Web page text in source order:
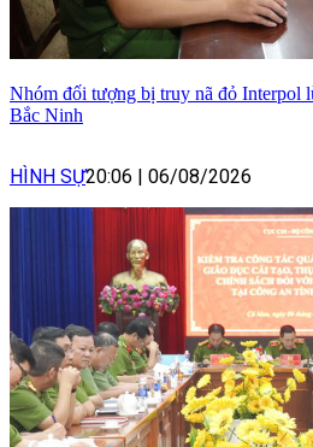
Nhóm đối tượng bị truy nã đỏ Interpol
Bắc Ninh
HÌNH SỰ20:06 | 06/08/2026